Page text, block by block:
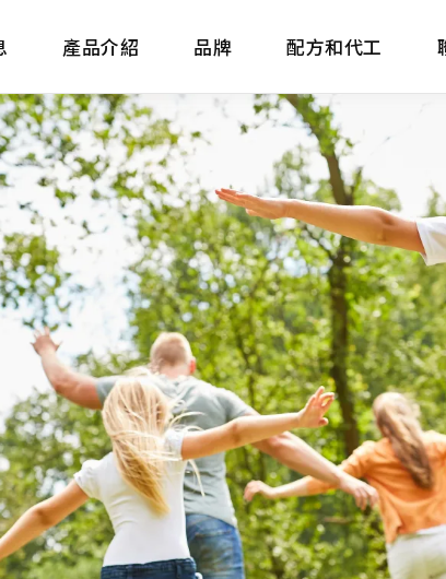
產品介紹 品牌 配方和代工